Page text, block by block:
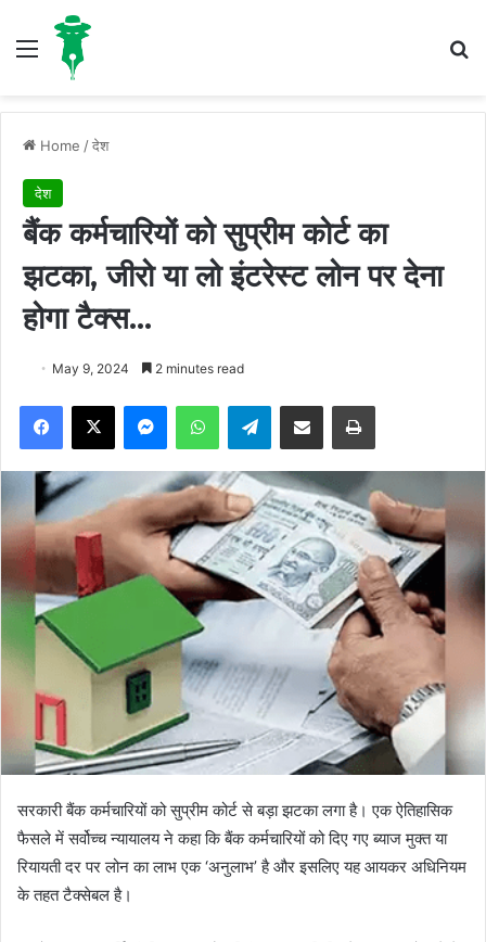
Menu
Home /देश
देश
बैंक कर्मचारियों को सुप्रीम कोर्ट का
झटका, जीरो या लो इंटरेस्ट लोन पर देना
होगा टैक्स…
May 9, 2024 2 minutes read
Telegram
सरकारी बैंक कर्मचारियों को सुप्रीम कोर्ट से बड़ा झटका लगा है। एक ऐतिहासिक
फैसले में सर्वोच्च न्यायालय ने कहा कि बैंक कर्मचारियों को दिए गए ब्याज मुक्त या
रियायती दर पर लोन का लाभ एक ‘अनुलाभ’ है और इसलिए यह आयकर अधिनियम
के तहत टैक्सेबल है।